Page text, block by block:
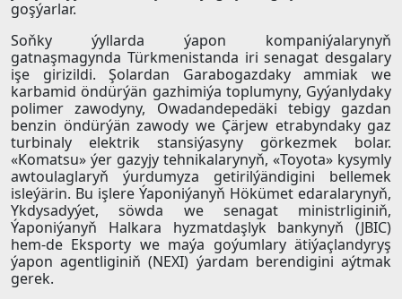
goşýarlar.
Soňky ýyllarda ýapon kompaniýalarynyň
gatnaşmagynda Türkmenistanda iri senagat desgalary
işe girizildi. Şolardan Garabogazdaky ammiak we
karbamid öndürýän gazhimiýa toplumyny, Gyýanlydaky
polimer zawodyny, Owadandepedäki tebigy gazdan
benzin öndürýän zawody we Çärjew etrabyndaky gaz
turbinaly elektrik stansiýasyny görkezmek bolar.
«Komatsu» ýer gazyjy tehnikalarynyň, «Toyota» kysymly
awtoulaglaryň ýurdumyza getirilýändigini bellemek
isleýärin. Bu işlere Ýaponiýanyň Hökümet edaralarynyň,
Ykdysadyýet, söwda we senagat ministrliginiň,
Ýaponiýanyň Halkara hyzmatdaşlyk bankynyň (JBIC)
hem-de Eksporty we maýa goýumlary ätiýaçlandyryş
ýapon agentliginiň (NEXI) ýardam berendigini aýtmak
gerek.